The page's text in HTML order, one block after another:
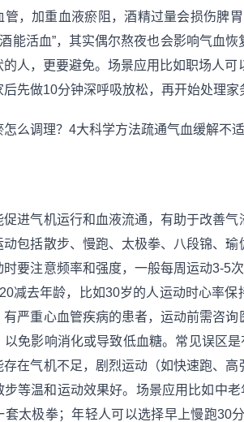
管，加重血液瘀阻，酒精过量会损伤脾
酒能活血”，其实偶尔熬夜也会影响气血
人，更要避免。场景应用比如职场人
后先做10分钟深呼吸放松，再开始处理家
促进气机运行和血液流通，有助于改善
动包括散步、慢跑、太极拳、八段锦、
时要注意频率和强度，一般每周运动3-5
减去年龄，比如30岁的人运动时心率
有严重心血管疾病的患者，运动前需咨
以免影响消化或导致低血糖。常见误区
存在气机不足，剧烈运动（如快速跑、
步等温和运动效果好。场景应用比如中
套太极拳；年轻人可以选择早上慢跑30